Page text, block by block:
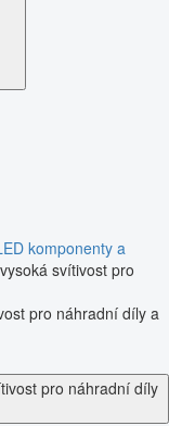
komponenty a
svítivost pro